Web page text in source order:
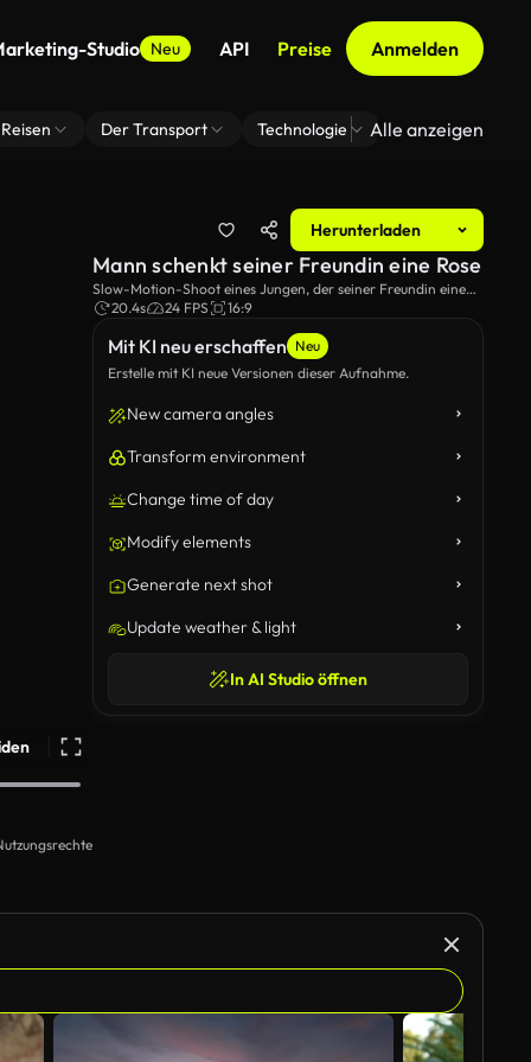
Studio Neu API Preise Anmelden
Reisen Der Transport Technologie Zoom Virtuelle
Alle anzeigen
Herunterladen
Mit KI neu erschaffen Neu
Erstelle mit KI neue Versionen dieser Aufnahme.
New camera angles
Transform environment
Change time of day
Modify elements
Generate next shot
Update weather & light
In AI Studio öffnen
Mann schenkt seiner Freundin eine Rose
Slow-Motion-Shoot eines Jungen, der seiner Freundin eine
Rose gibt und sie am Meer küsset.
20.4s 24 FPS 16:9